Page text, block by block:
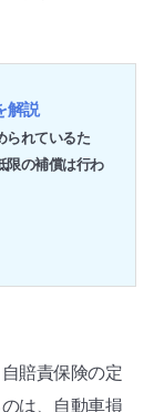
解説
られているた
限の補償は行わ
賠責保険の定
は、自動車損